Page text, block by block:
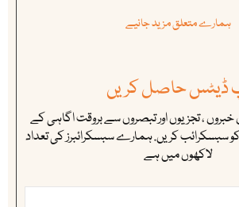
ہمارے متعلق مزید جانیے
ڈیٹس حاصل کریں
، تجزیوں اور تبصروں سے بروقت اگاہی کے
سبسکرائب کریں. ہمارے سبسکرائبرز کی تعداد
لاکھوں میں ہے